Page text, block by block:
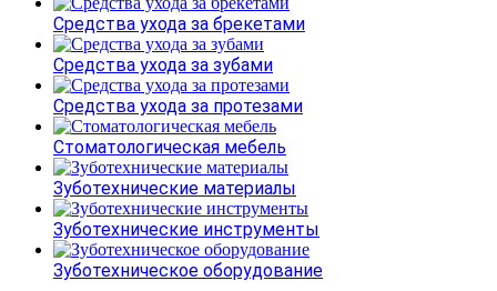
Средства ухода за брекетами
Средства ухода за зубами
Средства ухода за протезами
Стоматологическая мебель
Зуботехнические материалы
Зуботехнические инструменты
Зуботехническое оборудование